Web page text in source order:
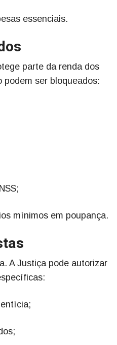
essenciais.
parte da renda dos
podem ser bloqueados:
mínimos em poupança.
A Justiça pode autorizar